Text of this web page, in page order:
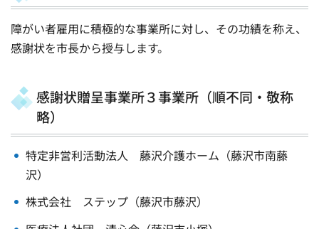
障がい者雇用に積極的な事業所に対し、その功績を称え、
感謝状を市長から授与します。
感謝状贈呈事業所３事業所（順不同・敬称
略）
特定非営利活動法人 藤沢介護ホーム（藤沢市南藤
沢）
株式会社 ステップ（藤沢市藤沢）